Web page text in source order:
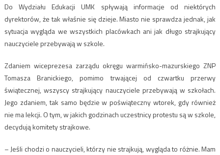
Do Wydziału Edukacji UMK spływają informacje od niektórych
dyrektorów, że tak właśnie się dzieje. Miasto nie sprawdza jednak, jak
sytuacja wygląda we wszystkich placówkach ani jak długo strajkujący
nauczyciele przebywają w szkole.
Zdaniem wiceprezesa zarządu okręgu warmińsko-mazurskiego ZNP
Tomasza Branickiego, pomimo trwającej od czwartku przerwy
świątecznej, wszyscy strajkujący nauczyciele przebywają w szkołach.
Jego zdaniem, tak samo będzie w poświąteczny wtorek, gdy również
nie ma lekcji. O tym, w jakich godzinach uczestnicy protestu są w szkole,
decydują komitety strajkowe.
– Jeśli chodzi o nauczycieli, którzy nie strajkują, wygląda to różnie. Mam